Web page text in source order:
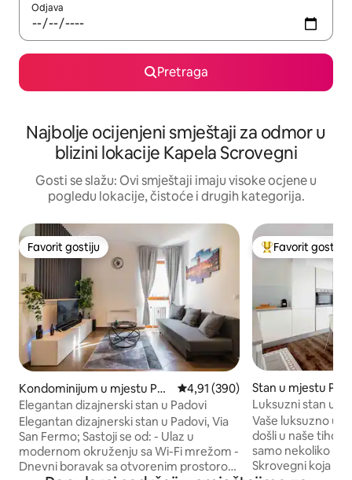
Odjava
Pretraga
Najbolje ocijenjeni smještaji za odmor u
blizini lokacije Kapela Scrovegni
Gosti se slažu: Ovi smještaji imaju visoke ocjene u
pogledu lokacije, čistoće i drugih kategorija.
Favorit gostiju
Favorit gostiju
Kondominijum u mjestu Pad
ova
prosječna ocjena 4,91 od 5,
4,91 (390)
Elegantan dizajnerski stan u Padovi
Elegantan dizajnerski stan u Padovi, Via
San Fermo; Sastoji se od: - Ulaz u
modernom okruženju sa Wi-Fi mrežom -
Dnevni boravak sa otvorenim prostorom
Glavni favorit
Favorit gostiju
Stan u mjestu
Luksuzni stan u
kapele Skrovegni
Vaše luksuzno
došli u naše tiho,
samo nekoliko
Skrovegni koja